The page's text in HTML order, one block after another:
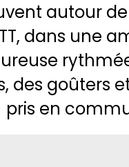
autour
dans une
des goûters
pris en